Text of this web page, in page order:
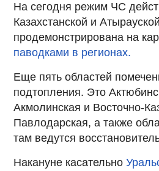
На сегодня режим ЧС
Казахстанской и
продемонстрирована на
паводками в регионах.
Еще пять областей
подтопления. Это
Акмолинская и Восточно-
Павлодарская, а также
там ведутся
Накануне касательно